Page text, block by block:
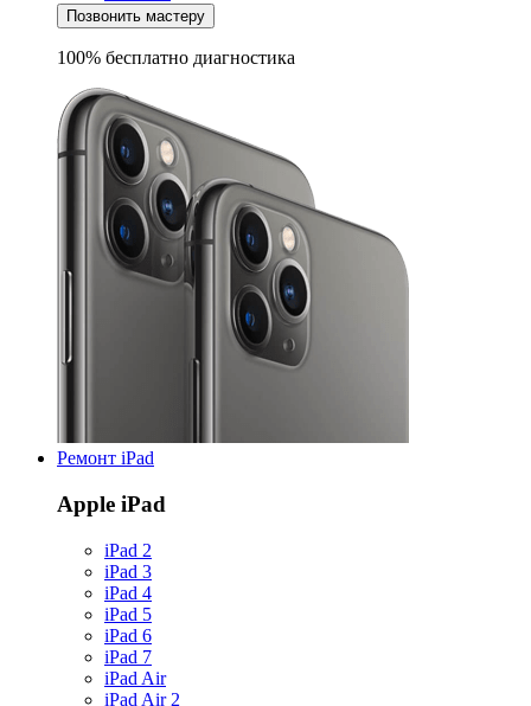
Позвонить мастеру
100% бесплатно диагностика
Ремонт iPad
Apple iPad
iPad 2
iPad 3
iPad 4
iPad 5
iPad 6
iPad 7
iPad Air
iPad Air 2